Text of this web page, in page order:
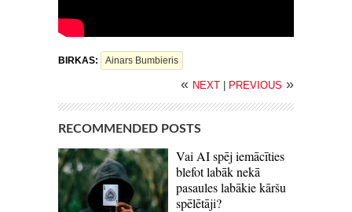
BIRKAS: Ainars Bumbieris
« NEXT PREVIOUS »
RECOMMENDED POSTS
Vai AI spēj iemācīties
blefot labāk nekā
pasaules labākie kāršu
spēlētāji?